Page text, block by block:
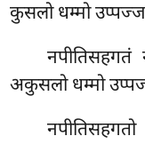
कुसलो धम्मो
अकुसलो धम्मो
नपीतिसहगतो